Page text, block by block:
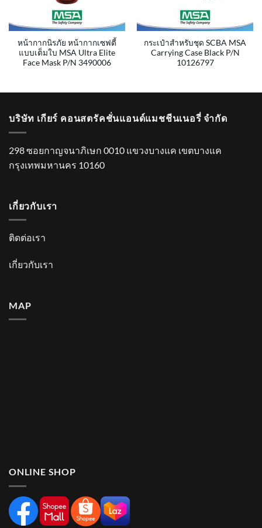
หน้ากากนิรภัย หน้ากากเซฟตี้
แบบเต็มใบ MSA Ultra Elite
Face Mask P/N 3490006
กระเป๋าสำหรับชุด SCBA MSA
Carrying Case Black P/N
10126797
บริษัท เกียร์ คอนสตรัคชั่นแอนด์แมชชีนเนอรี่ จำกัด
298 ซอยกาญจนาภิเษก 0010 แขวงบางแค เขตบางแค
กรุงเทพมหานคร 10160
เกี่ยวกับเรา
ติดต่อเรา
เกี่ยวกับเรา
MAP
ONLINE SHOP